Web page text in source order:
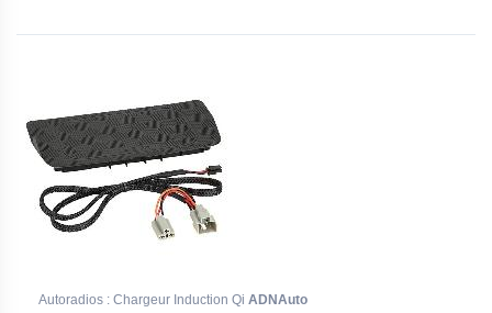
Autoradios : Chargeur Induction Qi ADNAuto